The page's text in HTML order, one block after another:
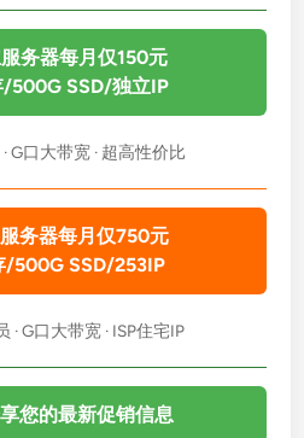
务器每月仅150元
500G SSD/独立IP
G口大带宽 · 超高性价比
务器每月仅750元
/500G SSD/253IP
· G口大带宽 · ISP住宅IP
您的最新促销信息